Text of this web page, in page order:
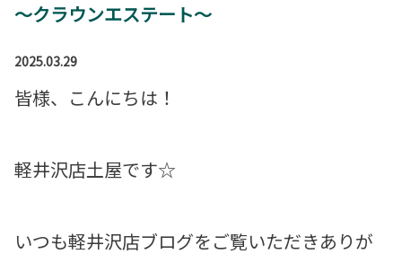
～クラウンエステート～
2025.03.29
皆様、こんにちは！
軽井沢店土屋です☆
いつも軽井沢店ブログをご覧いただきありが